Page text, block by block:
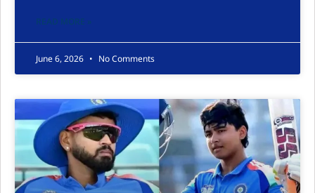
READ MORE »
June 6, 2026 No Comments